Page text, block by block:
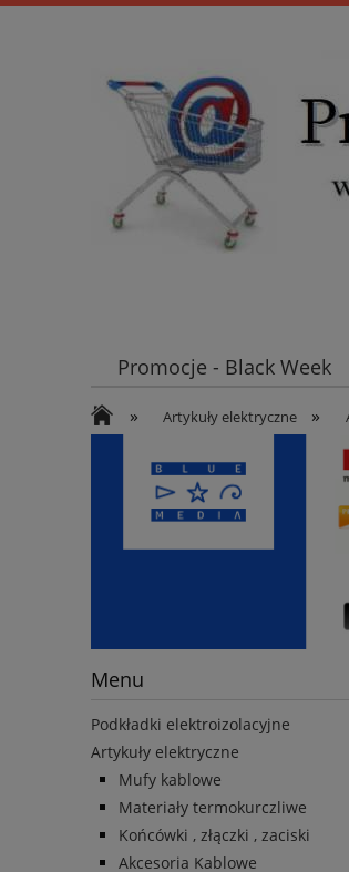
Promocje - Black Week
Koszt wysyłki
Mufy
» Artykuły elektryczne »
Menu
Podkładki elektroizolacyjne
Artykuły elektryczne
Mufy kablowe
Materiały termokurczliwe
Końcówki , złączki , zaciski
Akcesoria Kablowe